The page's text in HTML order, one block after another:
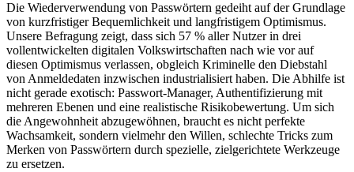
Die Wiederverwendung von Passwörtern gedeiht auf der Grundlage
von kurzfristiger Bequemlichkeit und langfristigem Optimismus.
Unsere Befragung zeigt, dass sich 57 % aller Nutzer in drei
vollentwickelten digitalen Volkswirtschaften nach wie vor auf
diesen Optimismus verlassen, obgleich Kriminelle den Diebstahl
von Anmeldedaten inzwischen industrialisiert haben. Die Abhilfe ist
nicht gerade exotisch: Passwort-Manager, Authentifizierung mit
mehreren Ebenen und eine realistische Risikobewertung. Um sich
die Angewohnheit abzugewöhnen, braucht es nicht perfekte
Wachsamkeit, sondern vielmehr den Willen, schlechte Tricks zum
Merken von Passwörtern durch spezielle, zielgerichtete Werkzeuge
zu ersetzen.